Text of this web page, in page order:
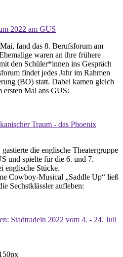
2022 am GUS
fand das 8. Berufsforum am
waren an ihre frühere
den Schüler*innen ins Gespräch
findet jedes Jahr im Rahmen
(BO) statt. Dabei kamen gleich
ersten Mal ans GUS:
Traum - das Phoenix
die englische Theatergruppe
und spielte für die 6. und 7.
englische Stücke.
Cowboy-Musical „Saddle Up“ ließ
Sechstklässler aufleben:
Stadtradeln 2022 vom 4. - 24. Juli